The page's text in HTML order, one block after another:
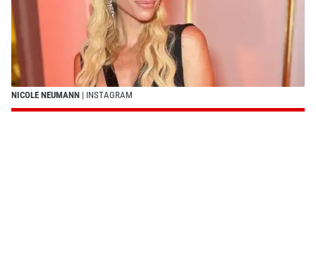
NICOLE NEUMANN | INSTAGRAM